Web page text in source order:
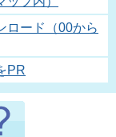
ロード（00から
PR